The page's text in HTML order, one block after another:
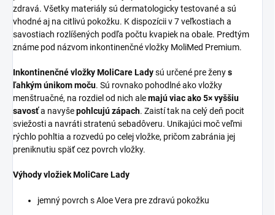
zdravá. Všetky materiály sú dermatologicky testované a sú
vhodné aj na citlivú pokožku. K dispozícii v 7 veľkostiach a
savostiach rozlíšených podľa počtu kvapiek na obale. Predtým
známe pod názvom inkontinenčné vložky MoliMed Premium.
Inkontinenčné vložky MoliCare Ladysú určené pre ženys
ľahkým únikom moču. Sú rovnako pohodlné ako vložky
menštruačné, na rozdiel od nich alemajú viac ako 5× vyššiu
savosťa navyšepohlcujú zápach. Zaistí tak na celý deň pocit
sviežosti a navráti stratenú sebadôveru. Unikajúci moč veľmi
rýchlo pohltia a rozvedú po celej vložke, pričom zabránia jej
preniknutiu späť cez povrch vložky.
Výhody vložiek MoliCare Lady
jemný povrch s Aloe Vera pre zdravú pokožku